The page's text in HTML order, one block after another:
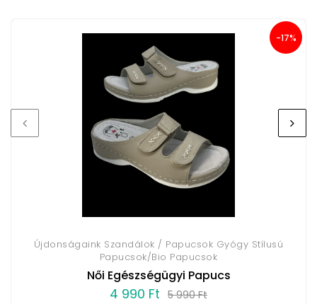
-17%
Újdonságaink Szandálok / Papucsok Gyógy Stílusú
Papucsok/Bio Papucsok
Női Egészségügyi Papucs
4 990 Ft 5 990 Ft